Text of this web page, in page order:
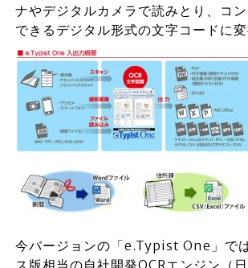
ナやデジタルカメラで読みとり、コ
できるデジタル形式の文字コードに変
今バージョンの「e.Typist One」で
ス版相当の自社開発OCRエンジン（